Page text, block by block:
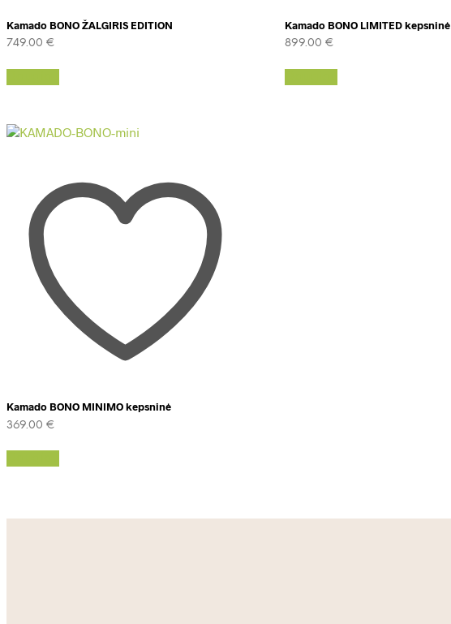
Kamado BONO ŽALGIRIS EDITION
749.00 €
Kamado BONO LIMITED kepsninė
899.00€
Kamado BONO MINIMO kepsninė
369.00 €